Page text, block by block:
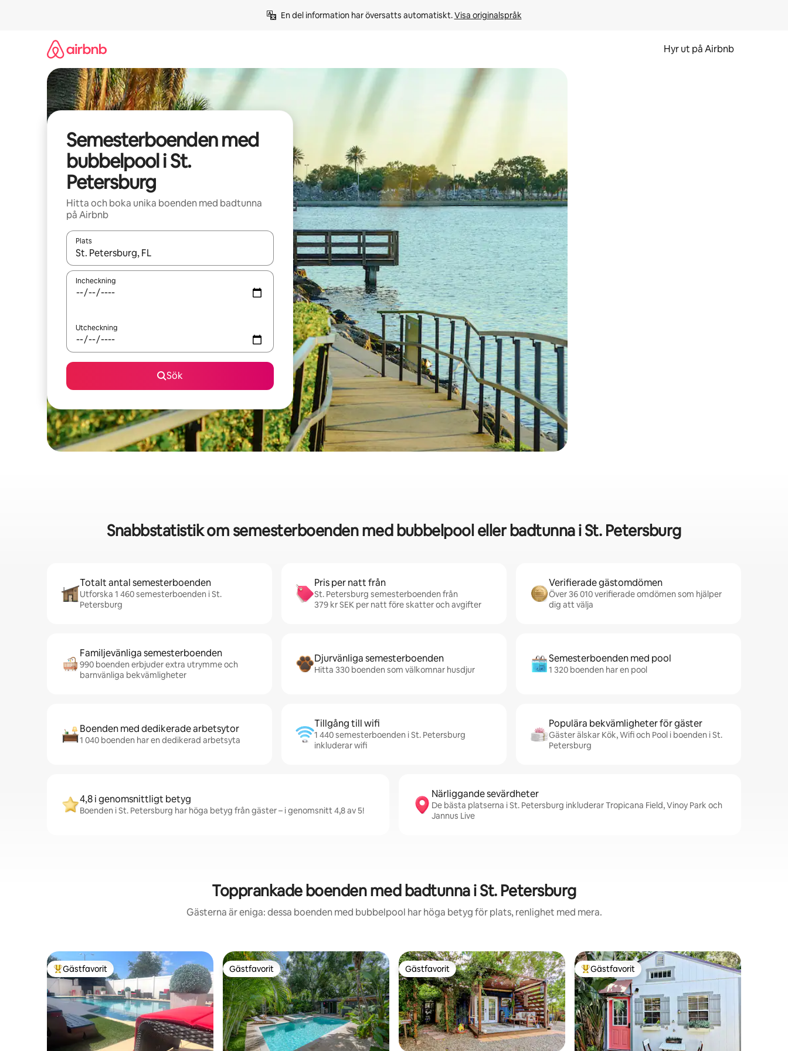
En del information har översatts automatiskt. Visa originalspråk
Hyr ut på Airbnb
Semesterboenden med
bubbelpool i St.
Petersburg
Hitta och boka unika boenden med badtunna
på Airbnb
Plats
När resultaten är tillgängliga kan du navigera med upp- och nedåtpilarna eller utforska genom att trycka eller svepa.
Incheckning
Utcheckning
Sök
Snabbstatistik om semesterboenden med bubbelpool eller badtunna i St. Petersburg
Totalt antal semesterboenden
Utforska 1 460 semesterboenden i St.
Petersburg
Pris per natt från
St. Petersburg semesterboenden från
379 kr SEK per natt före skatter och avgifter
Verifierade gästomdömen
Över 36 010 verifierade omdömen som hjälper
dig att välja
Familjevänliga semesterboenden
990 boenden erbjuder extra utrymme och
barnvänliga bekvämligheter
Djurvänliga semesterboenden
Hitta 330 boenden som välkomnar husdjur
Semesterboenden med pool
1 320 boenden har en pool
Boenden med dedikerade arbetsytor
1 040 boenden har en dedikerad arbetsyta
Tillgång till wifi
1 440 semesterboenden i St. Petersburg
inkluderar wifi
Populära bekvämligheter för gäster
Gäster älskar Kök, Wifi och Pool i boenden i St.
Petersburg
4,8 i genomsnittligt betyg
Boenden i St. Petersburg har höga betyg från gäster – i genomsnitt 4,8 av 5!
Närliggande sevärdheter
De bästa platserna i St. Petersburg inkluderar Tropicana Field, Vinoy Park och
Jannus Live
Topprankade boenden med badtunna i St. Petersburg
Gästerna är eniga: dessa boenden med bubbelpool har höga betyg för plats, renlighet med mera.
Populär gästfavorit
Gästfavorit Gästfavorit
Gästfavorit Gästfavorit
Gästfavorit Populär gästfavorit
Gästfavorit